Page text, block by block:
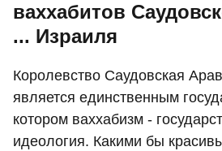
ваххабитов
... Израиля
Королевство Саудовская
является единственным
котором ваххабизм -
идеология. Какими бы